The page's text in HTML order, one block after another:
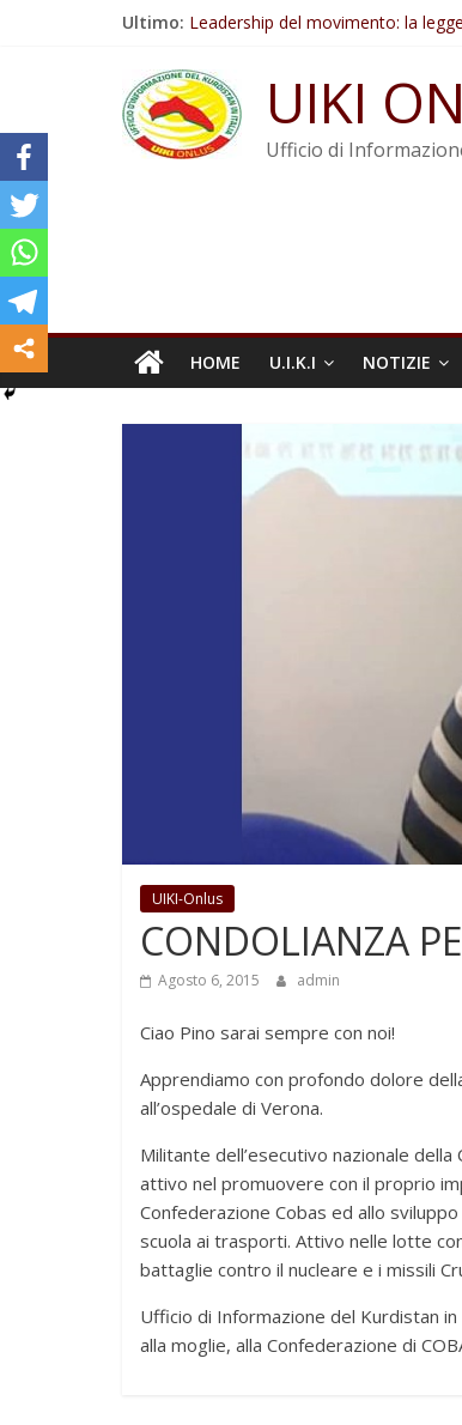
Ultimo: Leadership del movimento: la
Non tenere conto della situazione
Il KNK chiede un’azione
Abdullah Öcalan: Le legge
UIKI
Ufficio di
HOME U.I.K.I NOTIZIE
UIKI-Onlus
CONDOLIANZA
Agosto 6, 2015 admin
Ciao Pino sarai sempre con noi!
Apprendiamo con profondo dolore
all’ospedale di Verona.
Militante dell’esecutivo nazionale
attivo nel promuovere con il proprio
Confederazione Cobas ed allo
scuola ai trasporti. Attivo nelle lotte
battaglie contro il nucleare e i missili
Ufficio di Informazione del Kurdistan
alla moglie, alla Confederazione di